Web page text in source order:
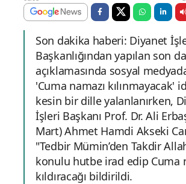
Son dakika haberi: Diyanet
Başkanlığından yapılan son
açıklamasında sosyal
'Cuma namazı kılınmayacak'
kesin bir dille yalanlanırken,
İşleri Başkanı Prof. Dr. Ali
Mart) Ahmet Hamdi Akseki
"Tedbir Mümin’den Takdir
konulu hutbe irad edip Cuma
kıldıracağı bildirildi.